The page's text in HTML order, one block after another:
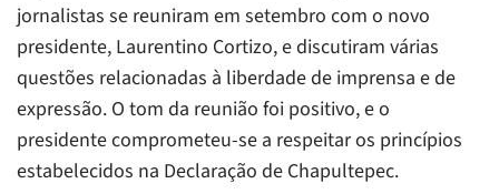
jornalistas se reuniram em setembro com o novo
presidente, Laurentino Cortizo, e discutiram várias
questões relacionadas à liberdade de imprensa e de
expressão. O tom da reunião foi positivo, e o
presidente comprometeu-se a respeitar os princípios
estabelecidos na Declaração de Chapultepec.